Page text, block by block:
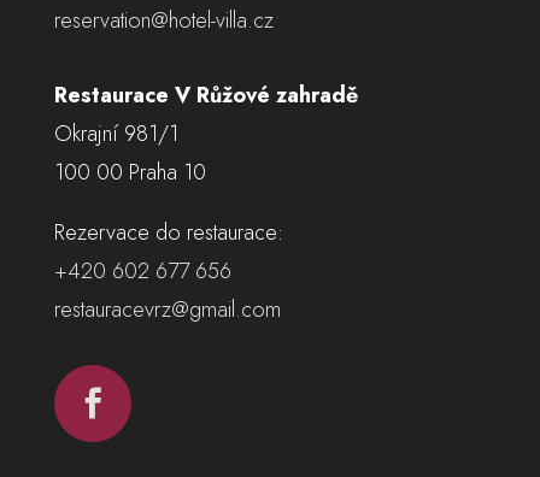
reservation@hotel-villa.cz
Restaurace V Růžové zahradě
Okrajní 981/1
100 00 Praha 10
Rezervace do restaurace:
+420 602 677 656
restauracevrz@gmail.com
